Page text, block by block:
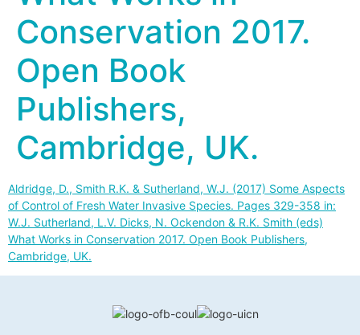
Conservation 2017.
Open Book
Publishers,
Cambridge, UK.
Aldridge, D., Smith R.K. & Sutherland, W.J. (2017) Some Aspects
of Control of Fresh Water Invasive Species. Pages 329-358 in:
W.J. Sutherland, L.V. Dicks, N. Ockendon & R.K. Smith (eds)
What Works in Conservation 2017. Open Book Publishers,
Cambridge, UK.